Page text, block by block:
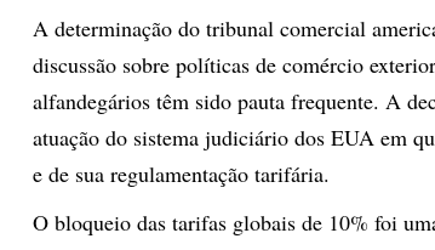
A determinação do tribunal comercial
discussão sobre políticas de comércio
alfandegários têm sido pauta frequente. A
atuação do sistema judiciário dos EUA em
e de sua regulamentação tarifária.
O bloqueio das tarifas globais de 10% foi